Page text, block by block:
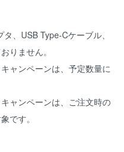
、USB Type-Cケーブル、
りません。
ャンペーンは、予定数量に
ャンペーンは、ご注文時の
です。